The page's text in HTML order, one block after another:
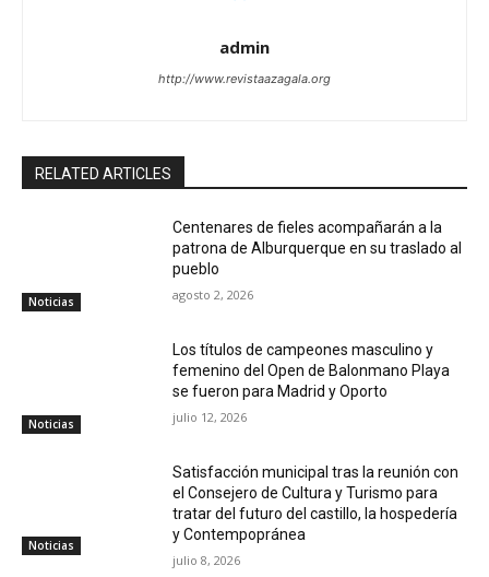
admin
http://www.revistaazagala.org
RELATED ARTICLES
Noticias
Centenares de fieles acompañarán a la
patrona de Alburquerque en su traslado al
pueblo
agosto 2, 2026
Noticias
Los títulos de campeones masculino y
femenino del Open de Balonmano Playa
se fueron para Madrid y Oporto
julio 12, 2026
Noticias
Satisfacción municipal tras la reunión con
el Consejero de Cultura y Turismo para
tratar del futuro del castillo, la hospedería
y Contempopránea
julio 8, 2026